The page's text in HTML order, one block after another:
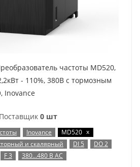
частоты MD520,
- 110%, 380В с тормозным
Inovance
Поставщик 0 шт
Inovance MD520 x
и скалярный DI 5
DO 2
F 3 380…480 В AC